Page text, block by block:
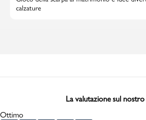
calzature
La valutazione sul
Ottimo